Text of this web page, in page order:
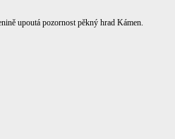
upoutá pozornost pěkný hrad Kámen.